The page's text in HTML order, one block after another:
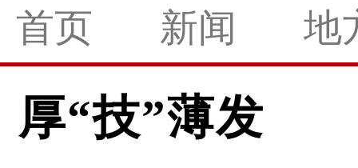
首页 新闻 地
厚“技”薄发